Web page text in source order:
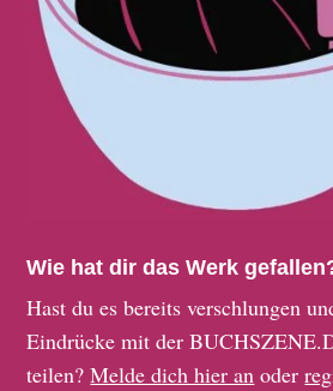
Wie hat dir das Werk
Hast du es bereits verschlungen
Eindrücke mit der
teilen?Melde dich hier an oder